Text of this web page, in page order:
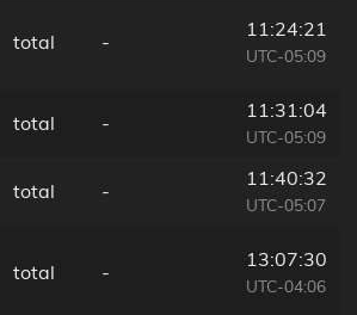
total -
11:24:21
UTC-05:09
total -
11:31:04
UTC-05:09
total -
11:40:32
UTC-05:07
total -
13:07:30
UTC-04:06